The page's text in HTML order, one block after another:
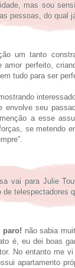
mas sou
pessoas, do qual
um tanto
perfeito,
tudo para ser
envolve seu
a esse
se metendo
vai para Julie
de telespectadores
paro! não sabia
é, eu dei boas
No entanto me
apartamento